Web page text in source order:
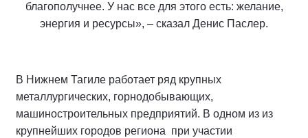
благополучнее. У нас все для этого есть: желание,
энергия и ресурсы», – сказал Денис Паслер.
В Нижнем Тагиле работает ряд крупных
металлургических, горнодобывающих,
машиностроительных предприятий. В одном из из
крупнейших городов региона при участии